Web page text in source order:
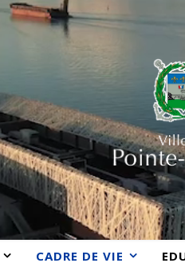
CADRE DE VIE